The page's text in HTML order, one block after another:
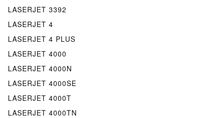
LASERJET 3392
LASERJET 4
LASERJET 4 PLUS
LASERJET 4000
LASERJET 4000N
LASERJET 4000SE
LASERJET 4000T
LASERJET 4000TN